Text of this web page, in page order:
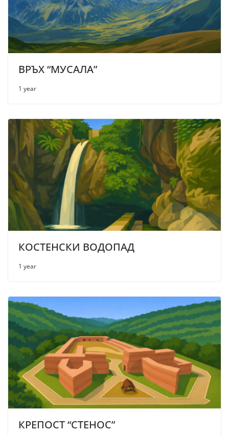
ВРЪХ “МУСАЛА”
1 year
КОСТЕНСКИ ВОДОПАД
1 year
КРЕПОСТ “СТЕНОС”